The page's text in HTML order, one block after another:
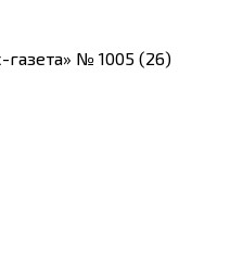
газета» № 1005 (26)